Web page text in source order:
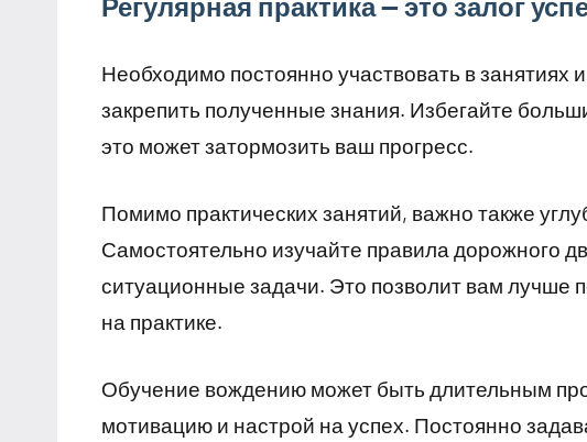
Регулярная практика — это залог
Необходимо постоянно участвовать в
закрепить полученные знания. Избегайте
это может затормозить ваш прогресс.
Помимо практических занятий, важно также
Самостоятельно изучайте правила дорожного
ситуационные задачи. Это позволит вам лучше
на практике.
Обучение вождению может быть длительным
мотивацию и настрой на успех. Постоянно